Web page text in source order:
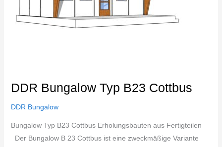
DDR Bungalow Typ B23 Cottbus
DDR Bungalow
Bungalow Typ B23 Cottbus Erholungsbauten aus Fertigteilen
Der Bungalow B 23 Cottbus ist eine zweckmäßige Variante